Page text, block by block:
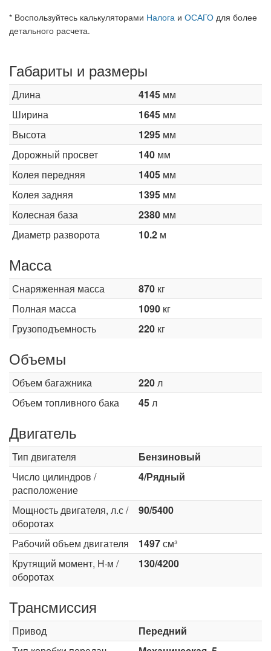
* Воспользуйтесь калькуляторами Налога и ОСАГО для более
детального расчета.
Габариты и размеры
Длина 4145 мм
Ширина
1645 мм
Высота
1295 мм
Дорожный просвет
140 мм
Колея передняя
1405 мм
Колея задняя
1395 мм
Колесная база
2380 мм
Диаметр разворота
10.2 м
Масса
Снаряженная масса 870 кг
Полная масса
1090 кг
Грузоподъемность
220 кг
Объемы
Объем багажника 220л
Объем топливного бака
45л
Двигатель
Тип двигателя
Бензиновый
Число цилиндров /
расположение
4/Рядный
Мощность двигателя, л.с /
оборотах
90/5400
Рабочий объем двигателя 1497см³
Крутящий момент, Н·м /
оборотах
130/4200
Трансмиссия
Привод
Передний